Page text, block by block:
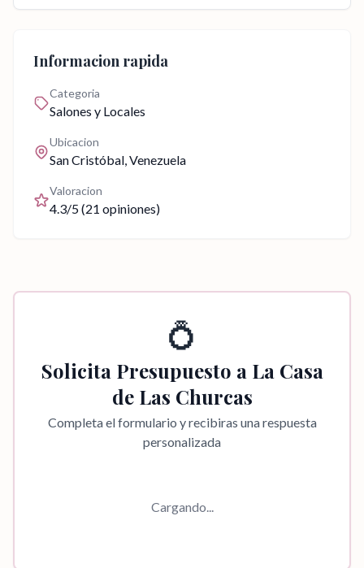
Informacion rapida
Categoria
Salones y Locales
Ubicacion
San Cristóbal, Venezuela
Valoracion
4.3/5 (21 opiniones)
💍
Solicita Presupuesto a La Casa
de Las Churcas
Completa el formulario y recibiras una respuesta
personalizada
Cargando...